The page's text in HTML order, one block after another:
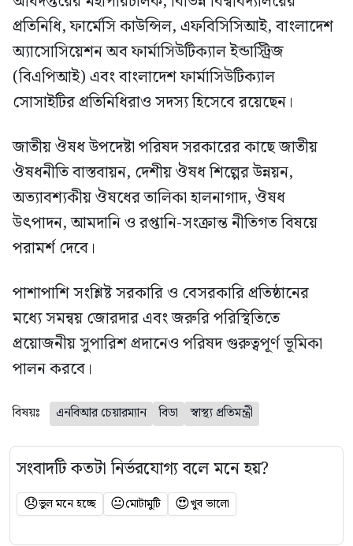
প্রতিনিধি, ফার্মেসি কাউন্সিল, এফবিসিসিআই, বাংলাদেশ
অ্যাসোসিয়েশন অব ফার্মাসিউটিক্যাল ইন্ডাস্ট্রিজ
(বিএপিআই) এবং বাংলাদেশ ফার্মাসিউটিক্যাল
সোসাইটির প্রতিনিধিরাও সদস্য হিসেবে রয়েছেন।
জাতীয় ঔষধ উপদেষ্টা পরিষদ সরকারের কাছে জাতীয়
ঔষধনীতি বাস্তবায়ন, দেশীয় ঔষধ শিল্পের উন্নয়ন,
অত্যাবশ্যকীয় ঔষধের তালিকা হালনাগাদ, ঔষধ
উৎপাদন, আমদানি ও রপ্তানি-সংক্রান্ত নীতিগত বিষয়ে
পরামর্শ দেবে।
পাশাপাশি সংশ্লিষ্ট সরকারি ও বেসরকারি প্রতিষ্ঠানের
মধ্যে সমন্বয় জোরদার এবং জরুরি পরিস্থিতিতে
প্রয়োজনীয় সুপারিশ প্রদানেও পরিষদ গুরুত্বপূর্ণ ভূমিকা
পালন করবে।
বিষয়ঃ এনবিআর চেয়ারম্যান বিডা স্বাস্থ্য প্রতিমন্ত্রী
সংবাদটি কতটা নির্ভরযোগ্য বলে মনে হয়?
😞ভুল মনে হচ্ছে 😐মোটামুটি 😍খুব ভালো